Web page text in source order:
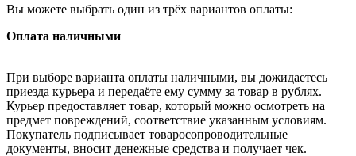
Вы можете выбрать один из трёх вариантов оплаты:
Оплата наличными
При выборе варианта оплаты наличными, вы дожидаетесь
приезда курьера и передаёте ему сумму за товар в рублях.
Курьер предоставляет товар, который можно осмотреть на
предмет повреждений, соответствие указанным условиям.
Покупатель подписывает товаросопроводительные
документы, вносит денежные средства и получает чек.